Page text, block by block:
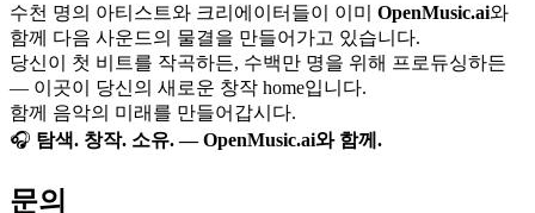
수천 명의 아티스트와 크리에이터들이 이미 OpenMusic.ai와
함께 다음 사운드의 물결을 만들어가고 있습니다.
당신이 첫 비트를 작곡하든, 수백만 명을 위해 프로듀싱하든
— 이곳이 당신의 새로운 창작 home입니다.
함께 음악의 미래를 만들어갑시다.
🎧 탐색. 창작. 소유. — OpenMusic.ai와 함께.
문의